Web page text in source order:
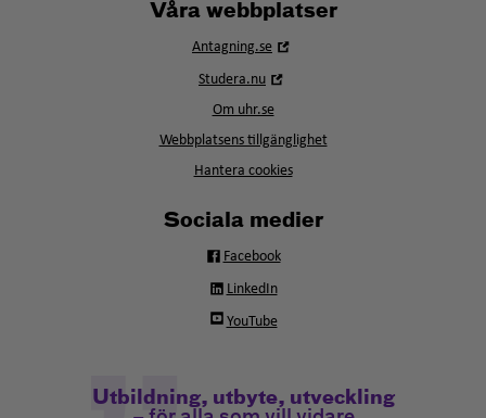
Våra webbplatser
Antagning.se
Studera.nu
fönster
Om uhr.se
Webbplatsens tillgänglighet
Hantera cookies
Sociala medier
Facebook
LinkedIn
YouTube
Utbildning, utbyte, utveckling